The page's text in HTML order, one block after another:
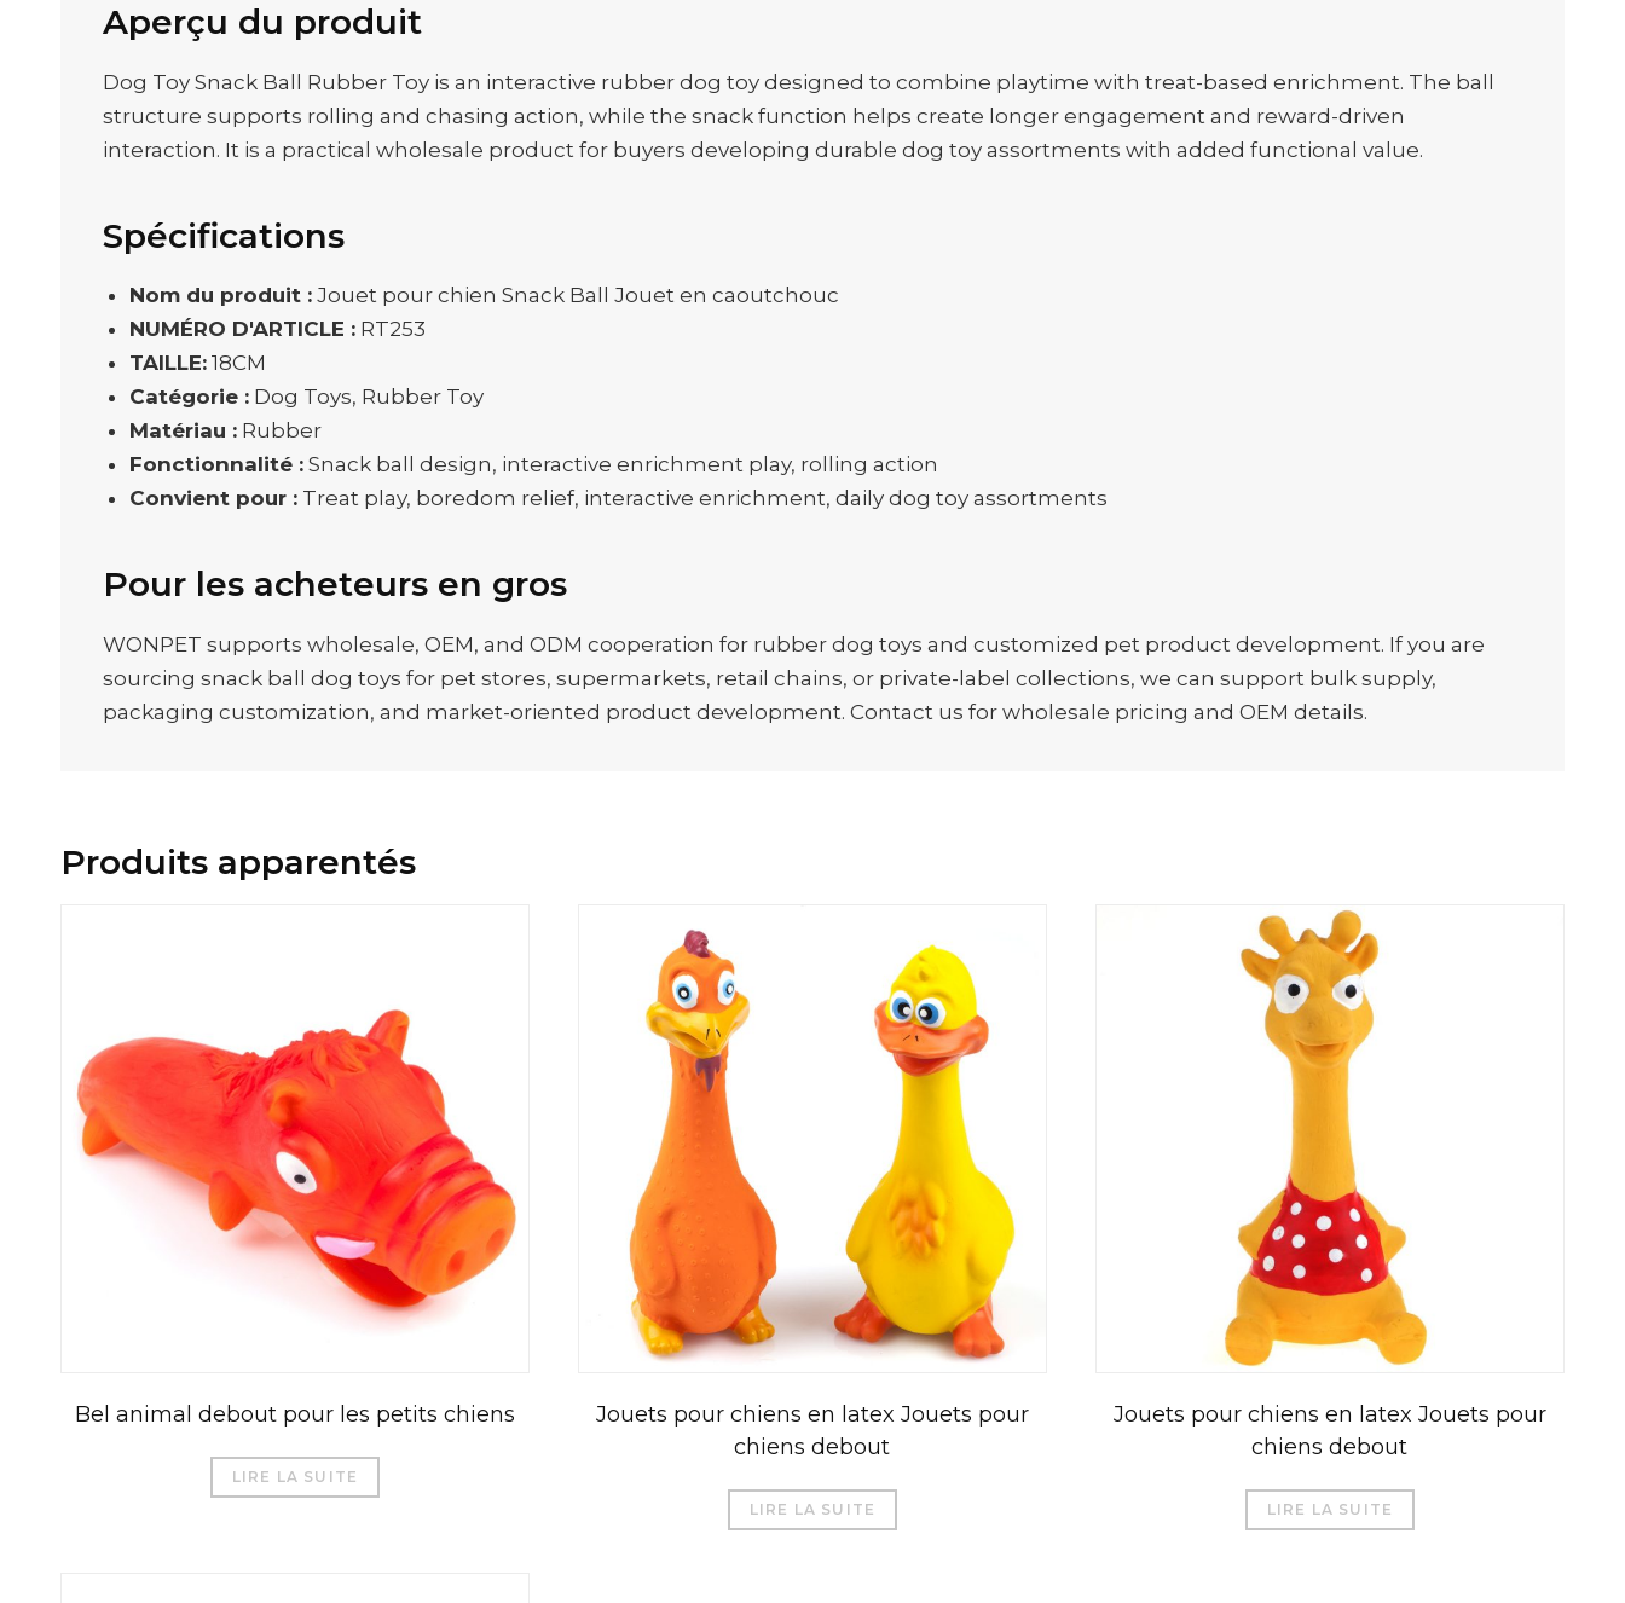
Aperçu du produit
Dog Toy Snack Ball Rubber Toy is an interactive rubber dog toy designed to combine playtime with treat-based enrichment. The ball
structure supports rolling and chasing action, while the snack function helps create longer engagement and reward-driven
interaction. It is a practical wholesale product for buyers developing durable dog toy assortments with added functional value.
Spécifications
Nom du produit : Jouet pour chien Snack Ball Jouet en caoutchouc
NUMÉRO D'ARTICLE : RT253
TAILLE: 18CM
Catégorie : Dog Toys, Rubber Toy
Matériau : Rubber
Fonctionnalité : Snack ball design, interactive enrichment play, rolling action
Convient pour : Treat play, boredom relief, interactive enrichment, daily dog toy assortments
Pour les acheteurs en gros
WONPET supports wholesale, OEM, and ODM cooperation for rubber dog toys and customized pet product development. If you are
sourcing snack ball dog toys for pet stores, supermarkets, retail chains, or private-label collections, we can support bulk supply,
packaging customization, and market-oriented product development. Contact us for wholesale pricing and OEM details.
Produits apparentés
Bel animal debout pour les petits chiens
LIRE LA SUITE
Jouets pour chiens en latex Jouets pour
chiens debout
LIRE LA SUITE
Jouets pour chiens en latex Jouets pour
chiens debout
LIRE LA SUITE